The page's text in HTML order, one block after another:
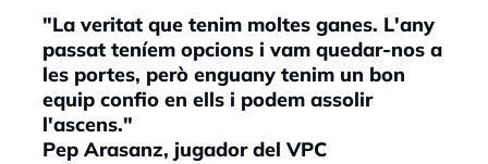
"La veritat que tenim moltes ganes. L'any
passat teníem opcions i vam quedar-nos a
les portes, però enguany tenim un bon
equip confio en ells i podem assolir
l'ascens."
Pep Arasanz, jugador del VPC